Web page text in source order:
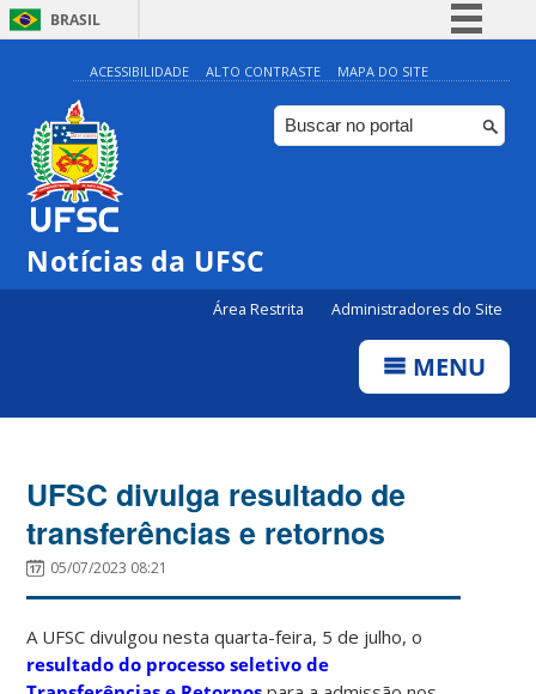
BRASIL
Simplifique!
Comunica BR
Participe
ACESSIBILIDADE ALTO CONTRASTE MAPA DO SITE
Notícias da UFSC
Área Restrita Administradores do Site
MENU
UFSC divulga resultado de
transferências e retornos
05/07/2023 08:21
A UFSC divulgou nesta quarta-feira, 5 de julho, o
resultado do processo seletivo de